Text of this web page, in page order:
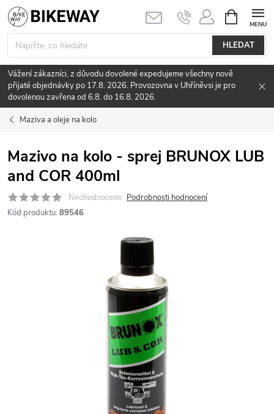
Přejít
na
obsah
HLEDAT
NÁKUPNÍ
KOŠÍK
Vážení zákazníci, z důvodu dovolené expedujeme všechny nově
přijaté objednávky po 17.8. 2026. Provozovna v Uhříněvsi je pro
dovolenou zavřena od 6.8. do 16.8. 2026.
Maziva a oleje na kolo
Mazivo na kolo - sprej BRUNOX LUB
and COR 400ml
Neohodnoceno Podrobnosti hodnocení
Kód produktu: 89546